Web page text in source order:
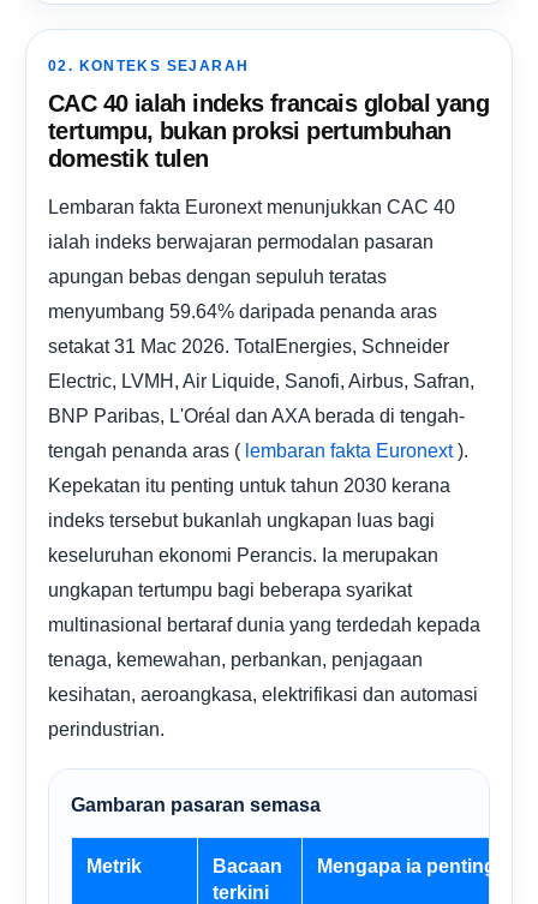
02. KONTEKS SEJARAH
CAC 40 ialah indeks francais global yang
tertumpu, bukan proksi pertumbuhan
domestik tulen
Lembaran fakta Euronext menunjukkan CAC 40
ialah indeks berwajaran permodalan pasaran
apungan bebas dengan sepuluh teratas
menyumbang 59.64% daripada penanda aras
setakat 31 Mac 2026. TotalEnergies, Schneider
Electric, LVMH, Air Liquide, Sanofi, Airbus, Safran,
BNP Paribas, L'Oréal dan AXA berada di tengah-
tengah penanda aras ( lembaran fakta Euronext).
Kepekatan itu penting untuk tahun 2030 kerana
indeks tersebut bukanlah ungkapan luas bagi
keseluruhan ekonomi Perancis. Ia merupakan
ungkapan tertumpu bagi beberapa syarikat
multinasional bertaraf dunia yang terdedah kepada
tenaga, kemewahan, perbankan, penjagaan
kesihatan, aeroangkasa, elektrifikasi dan automasi
perindustrian.
Gambaran pasaran semasa
Metrik
Bacaan
terkini
Mengapa ia penting